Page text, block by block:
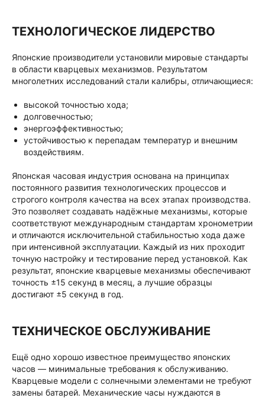
ТЕХНОЛОГИЧЕСКОЕ ЛИДЕРСТВО
Японские производители установили мировые стандарты
в области кварцевых механизмов. Результатом
многолетних исследований стали калибры, отличающиеся:
высокой точностью хода;
долговечностью;
энергоэффективностью;
устойчивостью к перепадам температур и внешним
воздействиям.
Японская часовая индустрия основана на принципах
постоянного развития технологических процессов и
строгого контроля качества на всех этапах производства.
Это позволяет создавать надёжные механизмы, которые
соответствуют международным стандартам хронометрии
и отличаются исключительной стабильностью хода даже
при интенсивной эксплуатации. Каждый из них проходит
точную настройку и тестирование перед установкой. Как
результат, японские кварцевые механизмы обеспечивают
точность ±15 секунд в месяц, а лучшие образцы
достигают ±5 секунд в год.
ТЕХНИЧЕСКОЕ ОБСЛУЖИВАНИЕ
Ещё одно хорошо известное преимущество японских
часов — минимальные требования к обслуживанию.
Кварцевые модели с солнечными элементами не требуют
замены батарей. Механические часы нуждаются в